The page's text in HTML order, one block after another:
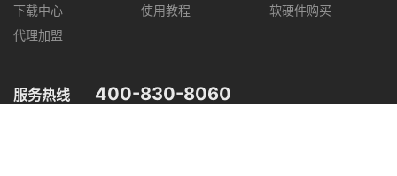
服务热线 400-830-8060
下载中心 使用教程
软硬件购买
代理加盟